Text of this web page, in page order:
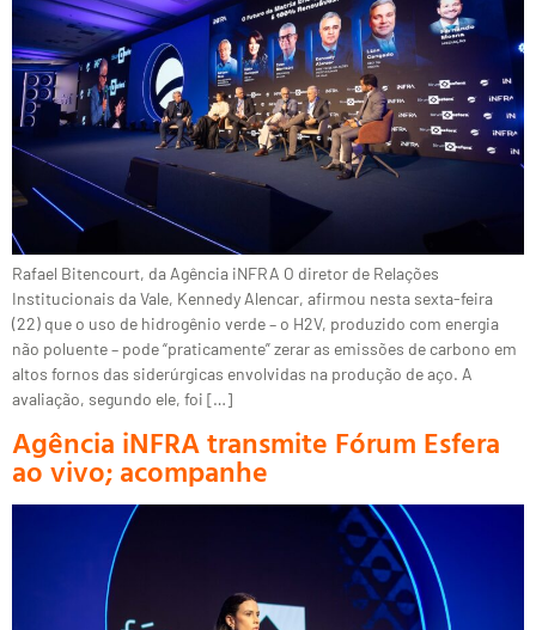
Rafael Bitencourt, da Agência iNFRA O diretor de Relações
Institucionais da Vale, Kennedy Alencar, afirmou nesta sexta-feira
(22) que o uso de hidrogênio verde – o H2V, produzido com energia
não poluente – pode “praticamente” zerar as emissões de carbono em
altos fornos das siderúrgicas envolvidas na produção de aço. A
avaliação, segundo ele, foi […]
Agência iNFRA transmite Fórum Esfera
ao vivo; acompanhe